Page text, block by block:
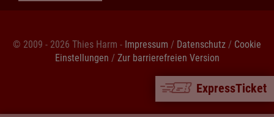
ExpressTicket
© 2009 - 2026 Thies Harm - Impressum / Datenschutz / Cookie
Einstellungen / Zur barrierefreien Version